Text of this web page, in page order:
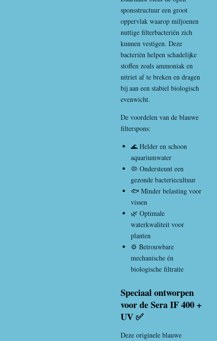
sponsstructuur een groot
oppervlak waarop miljoenen
nuttige filterbacteriën zich
kunnen vestigen. Deze
bacteriën helpen schadelijke
stoffen zoals ammoniak en
nitriet af te breken en dragen
bij aan een stabiel biologisch
evenwicht.
De voordelen van de blauwe
filterspons:
🌊 Helder en schoon
aquariumwater
🦠 Ondersteunt een
gezonde bacteriecultuur
🐟 Minder belasting voor
vissen
🌿 Optimale
waterkwaliteit voor
planten
⚙️ Betrouwbare
mechanische én
biologische filtratie
Speciaal ontworpen
voor de Sera IF 400 +
UV ✅
Deze originele blauwe